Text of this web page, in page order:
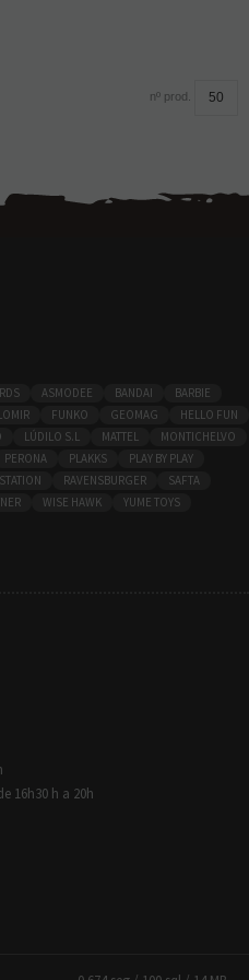
nº prod.
ASMODEE BANDAI
BARBIE
FUNKO GEOMAG
HELLO FUN
LÚDILO S.L MATTEL
MONTICHELVO
PERONA PLAKKS
PLAY BY PLAY
RAVENSBURGER
SAFTA
WISE HAWK YUME TOYS
16h30 h a 20h